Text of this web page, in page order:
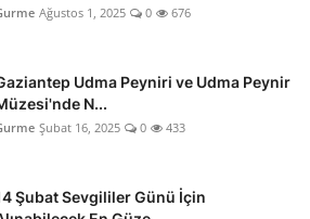
Ağustos 1, 2025 0 676
Udma Peyniri ve Udma Peynir
N...
Şubat 16, 2025 0 433
Şubat Sevgililer Günü İçin